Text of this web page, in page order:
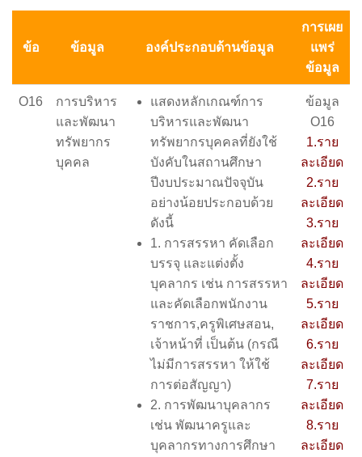
ข้อ ข้อมูล องค์ประกอบด้านข้อมูล
การเผย
แพร่
ข้อมูล
O16
การบริหาร
และพัฒนา
ทรัพยากร
บุคคล
แสดงหลักเกณฑ์การ
บริหารและพัฒนา
ทรัพยากรบุคคลที่ยังใช้
บังคับในสถานศึกษา
ปีงบประมาณปัจจุบัน
อย่างน้อยประกอบด้วย
ดังนี้
1. การสรรหา คัดเลือก
บรรจุ และแต่งตั้ง
บุคลากร เช่น การสรรหา
และคัดเลือกพนักงาน
ราชการ,ครูพิเศษสอน,
เจ้าหน้าที่ เป็นต้น (กรณี
ไม่มีการสรรหา ให้ใช้
การต่อสัญญา)
2. การพัฒนาบุคลากร
เช่น พัฒนาครูและ
บุคลากรทางการศึกษา
ข้อมูล
O16
1.ราย
ละเอียด
2.ราย
ละเอียด
3.ราย
ละเอียด
4.ราย
ละเอียด
5.ราย
ละเอียด
6.ราย
ละเอียด
7.ราย
ละเอียด
8.ราย
ละเอียด